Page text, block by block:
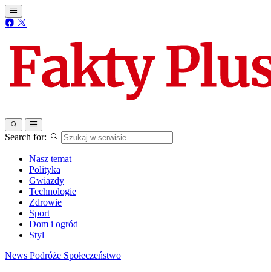
Search for:
Nasz temat
Polityka
Gwiazdy
Technologie
Zdrowie
Sport
Dom i ogród
Styl
News Podróże Społeczeństwo